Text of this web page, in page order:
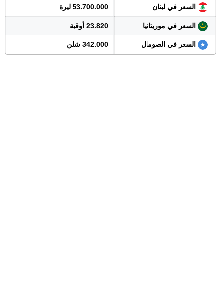
السعر في لبنان 53.700.000 ليرة
السعر في موريتانيا 23.820 أوقية
السعر في الصومال 342.000 شلن